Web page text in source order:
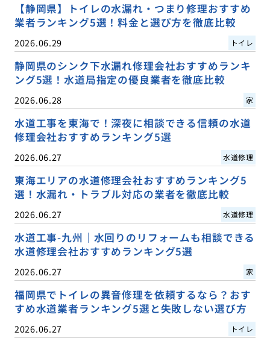
【静岡県】トイレの水漏れ・つまり修理おすすめ
業者ランキング5選！料金と選び方を徹底比較
2026.06.29 トイレ
静岡県のシンク下水漏れ修理会社おすすめランキ
ング5選！水道局指定の優良業者を徹底比較
2026.06.28 家
水道工事を東海で！深夜に相談できる信頼の水道
修理会社おすすめランキング5選
2026.06.27 水道修理
東海エリアの水道修理会社おすすめランキング5
選！水漏れ・トラブル対応の業者を徹底比較
2026.06.27 水道修理
水道工事-九州｜水回りのリフォームも相談できる
水道修理会社おすすめランキング5選
2026.06.27 家
福岡県でトイレの異音修理を依頼するなら？おす
すめ水道業者ランキング5選と失敗しない選び方
2026.06.27 トイレ